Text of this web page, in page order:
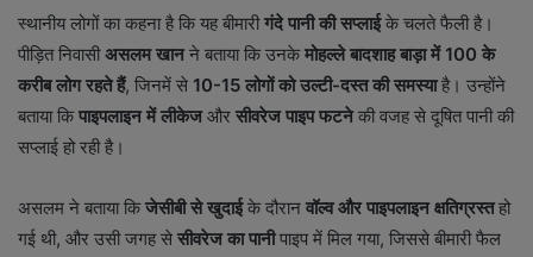
स्थानीय लोगों का कहना है कि यह बीमारीगंदे पानी की सप्लाईके चलते फैली है।
पीड़ित निवासीअसलम खानने बताया कि उनकेमोहल्ले बादशाह बाड़ा में 100 के
करीब लोग रहते हैं, जिनमें से 10-15 लोगों को उल्टी-दस्त की समस्याहै। उन्होंने
बताया किपाइपलाइन में लीकेजऔर सीवरेज पाइप फटनेकी वजह से दूषित पानी की
सप्लाई हो रही है।
असलम ने बताया किजेसीबी से खुदाईके दौरान वॉल्व और पाइपलाइन क्षतिग्रस्तहो
गई थी, और उसी जगह से सीवरेज का पानीपाइप में मिल गया, जिससे बीमारी फैल